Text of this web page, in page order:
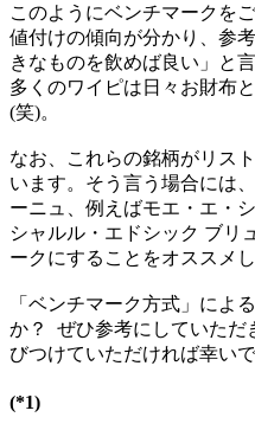
このようにベンチマークを
値付けの傾向が分かり、参
きなものを飲めば良い」と
多くのワイピは日々お財布
(笑)。
なお、これらの銘柄がリス
います。そう言う場合には
ーニュ、例えばモエ・エ・
シャルル・エドシック ブリ
ークにすることをオススメし
「ベンチマーク方式」によ
か？ ぜひ参考にしていただ
びつけていただければ幸いで
(*1)